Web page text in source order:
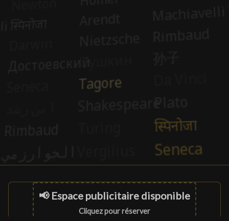
📢 Espace publicitaire disponible
Cliquez pour réserver